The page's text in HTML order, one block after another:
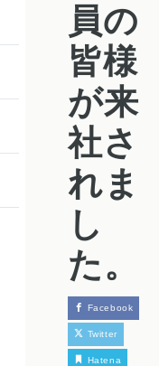
員の
皆様
が来
社さ
れま
し
た。
Facebook
Twitter
Hatena